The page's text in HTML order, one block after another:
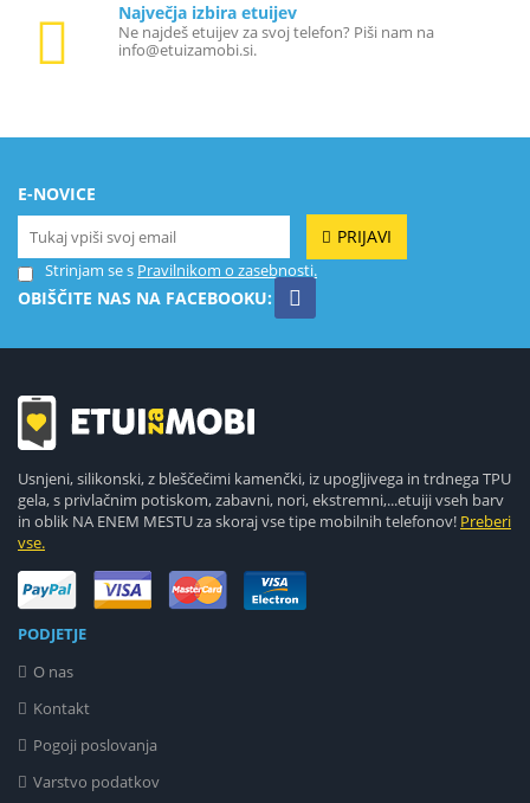
Največja izbira etuijev
Ne najdeš etuijev za svoj telefon? Piši nam na
info@etuizamobi.si.
E-NOVICE
PRIJAVI
Strinjam se s Pravilnikom o zasebnosti.
OBIŠČITE NAS NA FACEBOOKU:
Usnjeni, silikonski, z bleščečimi kamenčki, iz upogljivega in trdnega TPU
gela, s privlačnim potiskom, zabavni, nori, ekstremni,...etuiji vseh barv
in oblik NA ENEM MESTU za skoraj vse tipe mobilnih telefonov! Preberi
vse.
PODJETJE
O nas
Kontakt
Pogoji poslovanja
Varstvo podatkov